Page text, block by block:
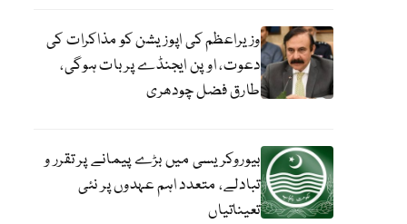
وزیراعظم کی اپوزیشن کو مذاکرات کی
دعوت، اوپن ایجنڈے پر بات ہوگی،
طارق فضل چودھری
بیوروکریسی میں بڑے پیمانے پر تقرر و
تبادلے، متعدد اہم عہدوں پر نئی
تعیناتیاں